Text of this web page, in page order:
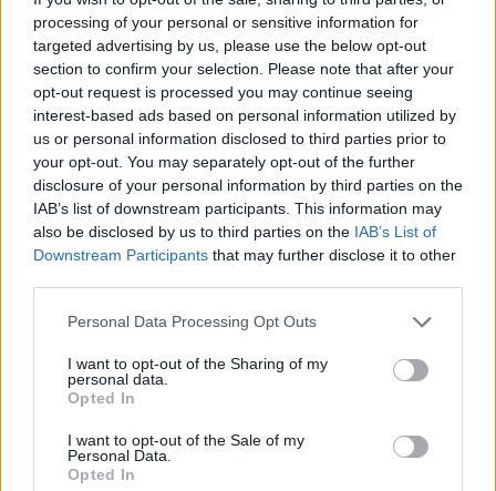
processing of your personal or sensitive information for
targeted advertising by us, please use the below opt-out
section to confirm your selection. Please note that after your
opt-out request is processed you may continue seeing
interest-based ads based on personal information utilized by
us or personal information disclosed to third parties prior to
your opt-out. You may separately opt-out of the further
disclosure of your personal information by third parties on the
IAB’s list of downstream participants. This information may
also be disclosed by us to third parties on the IAB’s List of
Downstream Participants that may further disclose it to other
Personal Data Processing Opt Outs
I want to opt-out of the Sharing of my
personal data.
Opted In
I want to opt-out of the Sale of my
Personal Data.
Opted In
Εργασίας και Κοινωνικών Υποθέσεων.
Με τη δεύτερη τροπολογία:
Προβλέπεται ότι η μίσθωση χώρων,
εγκαταστάσεων και υποδομών του Σταδίου
Ειρήνης και Φιλίας για τη στέγαση και λειτουργία
Κέντρων Πιστοποίησης Αναπηρίας διενεργείται
με σύμβαση που καταρτίζεται μεταξύ του ΕΦΚΑ
και του ΣΕΦ. Η μίσθωση αυτή μπορεί να
προβλέπει και την ανάληψη των δαπανών που
είναι απαραίτητες για τη λειτουργία του ΚΕΠΑ
από τον ΕΦΚΑ και τον συμψηφισμό τους με το
μίσθωμα.